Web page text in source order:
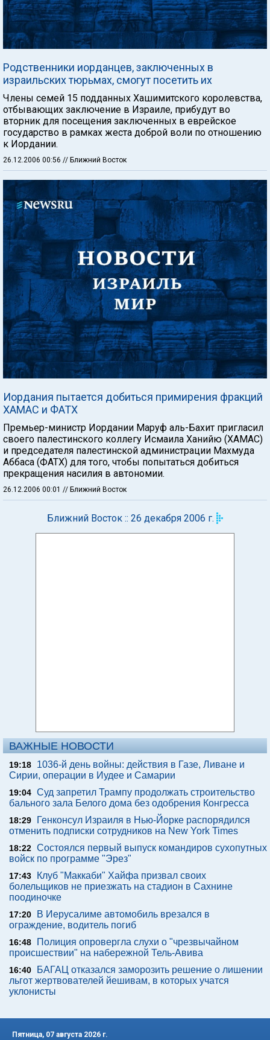
Родственники иорданцев, заключенных в
израильских тюрьмах, смогут посетить их
Члены семей 15 подданных Хашимитского королевства,
отбывающих заключение в Израиле, прибудут во
вторник для посещения заключенных в еврейское
государство в рамках жеста доброй воли по отношению
к Иордании.
26.12.2006 00:56 // Ближний Восток
Иордания пытается добиться примирения фракций
ХАМАС и ФАТХ
Премьер-министр Иордании Маруф аль-Бахит пригласил
своего палестинского коллегу Исмаила Ханийю (ХАМАС)
и председателя палестинской администрации Махмуда
Аббаса (ФАТХ) для того, чтобы попытаться добиться
прекращения насилия в автономии.
26.12.2006 00:01 // Ближний Восток
Ближний Восток :: 26 декабря 2006 г.
ВАЖНЫЕ НОВОСТИ
19:18
1036-й день войны: действия в Газе, Ливане и
Сирии, операции в Иудее и Самарии
19:04 Суд запретил Трампу продолжать строительство
бального зала Белого дома без одобрения Конгресса
18:29
Генконсул Израиля в Нью-Йорке распорядился
отменить подписки сотрудников на New York Times
18:22 Состоялся первый выпуск командиров сухопутных
войск по программе "Эрез"
17:43
Клуб "Маккаби" Хайфа призвал своих
болельщиков не приезжать на стадион в Сахнине
поодиночке
17:20
В Иерусалиме автомобиль врезался в
ограждение, водитель погиб
16:48
Полиция опровергла слухи о "чрезвычайном
происшествии" на набережной Тель-Авива
16:40
БАГАЦ отказался заморозить решение о лишении
льгот жертвователей йешивам, в которых учатся
уклонисты
Пятница, 07 августа 2026 г.